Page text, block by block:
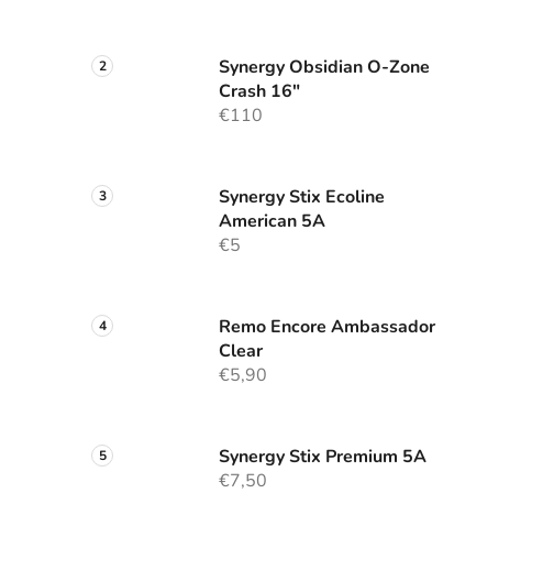
Synergy Obsidian O-Zone
Crash 16"
€110
Synergy Stix Ecoline
American 5A
€5
Remo Encore Ambassador
Clear
€5,90
Synergy Stix Premium 5A
€7,50